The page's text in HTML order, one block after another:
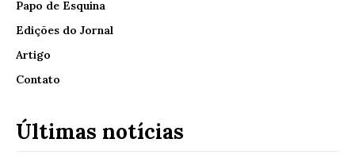
Papo de Esquina
Edições do Jornal
Artigo
Contato
Últimas notícias